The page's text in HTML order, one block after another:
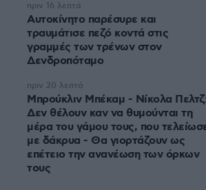
Αυτοκίνητο παρέσυρε και
τραυμάτισε πεζό κοντά στις
γραμμές των τρένων στον
Δενδροπόταμο
πριν 16 λεπτά
Μπρούκλιν Μπέκαμ - Νίκολα
Δεν θέλουν καν να θυμούνται τη
μέρα του γάμου τους, που
με δάκρυα - Θα γιορτάζουν ως
επέτειο την ανανέωση των όρκων
τους
πριν 20 λεπτά